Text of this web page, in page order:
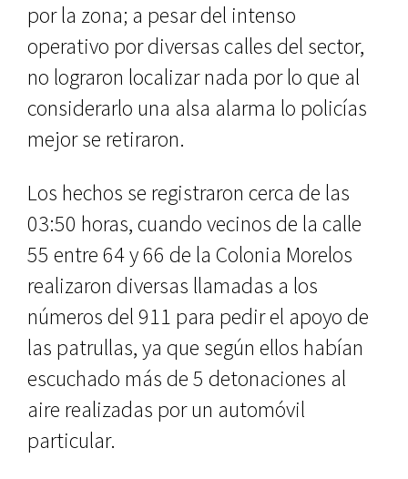
por la zona; a pesar del intenso
operativo por diversas calles del sector,
no lograron localizar nada por lo que al
considerarlo una alsa alarma lo policías
mejor se retiraron.
Los hechos se registraron cerca de las
03:50 horas, cuando vecinos de la calle
55 entre 64 y 66 de la Colonia Morelos
realizaron diversas llamadas a los
números del 911 para pedir el apoyo de
las patrullas, ya que según ellos habían
escuchado más de 5 detonaciones al
aire realizadas por un automóvil
particular.